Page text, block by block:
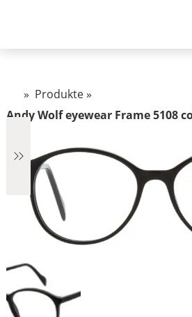
» Produkte»
Andy Wolf eyewear Frame 5108
319